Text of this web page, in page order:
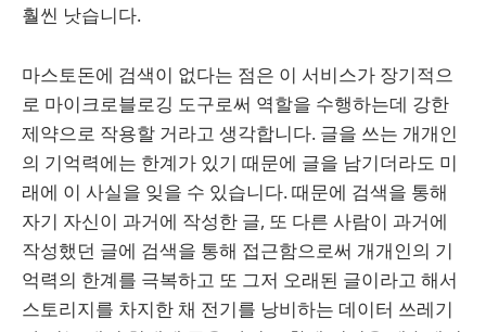
훨씬 낫습니다.
마스토돈에 검색이 없다는 점은 이 서비스가 장기적으
로 마이크로블로깅 도구로써 역할을 수행하는데 강한
제약으로 작용할 거라고 생각합니다. 글을 쓰는 개개인
의 기억력에는 한계가 있기 때문에 글을 남기더라도 미
래에 이 사실을 잊을 수 있습니다. 때문에 검색을 통해
자기 자신이 과거에 작성한 글, 또 다른 사람이 과거에
작성했던 글에 검색을 통해 접근함으로써 개개인의 기
억력의 한계를 극복하고 또 그저 오래된 글이라고 해서
스토리지를 차지한 채 전기를 낭비하는 데이터 쓰레기